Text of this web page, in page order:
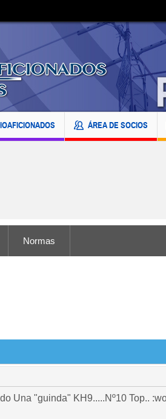
ÁREA DE SOCIOS
Normas
Una "guinda" KH9.....Nº10 Top..